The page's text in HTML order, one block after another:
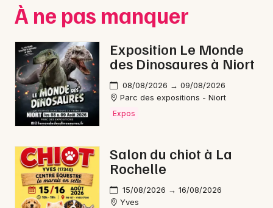
Spectacles
Concerts
Sports
Soirées
Sorties famille
Expos
Sorties & loisirs
Nantes
Nice
Paris
Strasbourg
Toulouse
À ne pas manquer
Exposition Le Monde
des Dinosaures à Niort
08/08/2026 → 09/08/2026
Parc des expositions - Niort
Expos
Salon du chiot à La
Rochelle
15/08/2026 → 16/08/2026
Yves